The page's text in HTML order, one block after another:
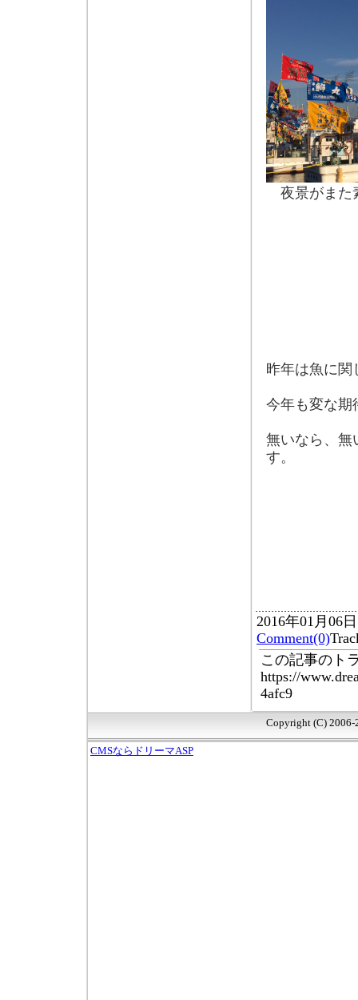
夜景がまた
昨年は魚に関
今年も変な期
無いなら、無
す。
2016年01月06
Comment(0)
この記事のト
https://
4afc9
Copyright (C) 2006-
CMSならドリーマASP